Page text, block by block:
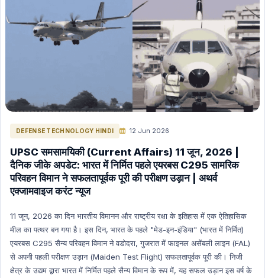
Polity English
Space (Nasa, Isro etc) Hindi
INTERNATION RELATIONS HINDI
ENERGY HINDI
ENERGY ENGLISH
GK (General Knowledge) Hindi
GK (General Knowledge) English
International Current Affairs (Hindi)
INDIAN ECONOMY HINDI
Science & Technology Hindi
Environment and Biodiversity Hindi
DEFENSE TECHNOLOGY HINDI 12 Jun 2026
UPSC समसामयिकी (Current Affairs) 11 जून, 2026 |
दैनिक जीके अपडेट: भारत में निर्मित पहले एयरबस C295 सामरिक
परिवहन विमान ने सफलतापूर्वक पूरी की परीक्षण उड़ान | अथर्व
एक्जामवाइज करंट न्यूज
11 जून, 2026 का दिन भारतीय विमानन और राष्ट्रीय रक्षा के इतिहास में एक ऐतिहासिक
मील का पत्थर बन गया है। इस दिन, भारत के पहले "मेड-इन-इंडिया" (भारत में निर्मित)
एयरबस C295 सैन्य परिवहन विमान ने वडोदरा, गुजरात में फाइनल असेंबली लाइन (FAL)
से अपनी पहली परीक्षण उड़ान (Maiden Test Flight) सफलतापूर्वक पूरी की। निजी
क्षेत्र के उद्यम द्वारा भारत में निर्मित पहले सैन्य विमान के रूप में, यह सफल उड़ान इस वर्ष के